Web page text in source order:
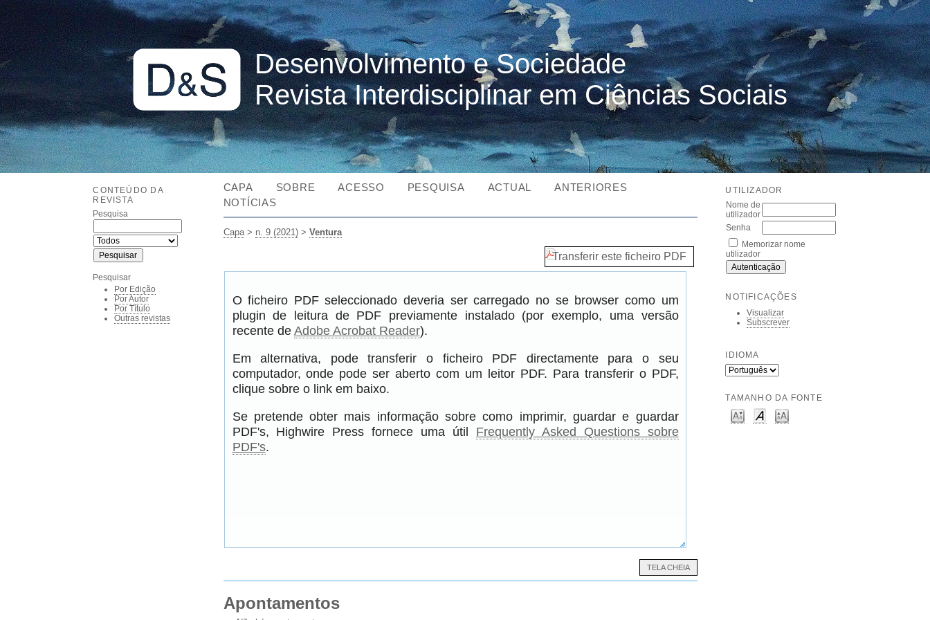
Desenvolvimento e Sociedade
Revista Interdisciplinar em Ciências Sociais
CONTEÚDO DA
REVISTA
Pesquisa
Pesquisar
Por Edição
Por Autor
Por Título
Outras revistas
UTILIZADOR
Nome de
utilizador
Senha
Memorizar nome
utilizador
NOTIFICAÇÕES
Visualizar
Subscrever
IDIOMA
TAMANHO DA FONTE
CAPA SOBRE ACESSO PESQUISA ACTUAL
ANTERIORES
NOTÍCIAS
Capa> n. 9 (2021)> Ventura
Transferir este ficheiro PDF
O ficheiro PDF seleccionado deveria ser carregado no se browser como um
plugin de leitura de PDF previamente instalado (por exemplo, uma versão
recente deAdobe Acrobat Reader).
Em alternativa, pode transferir o ficheiro PDF directamente para o seu
computador, onde pode ser aberto com um leitor PDF. Para transferir o PDF,
clique sobre o link em baixo.
Se pretende obter mais informação sobre como imprimir, guardar e guardar
PDF's, Highwire Press fornece uma útil Frequently Asked Questions sobre
PDF's.
TELA CHEIA
Apontamentos